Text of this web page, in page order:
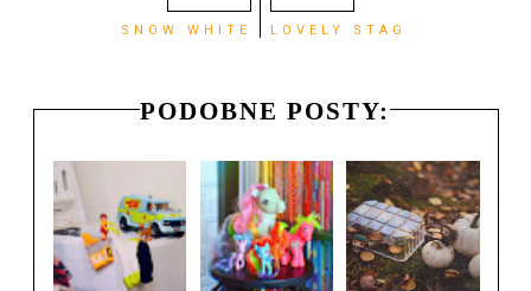
SNOW WHITE LOVELY STAG
PODOBNE POSTY: